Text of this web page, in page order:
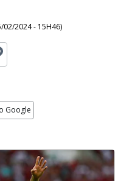
02/2024 - 15H46)
Google